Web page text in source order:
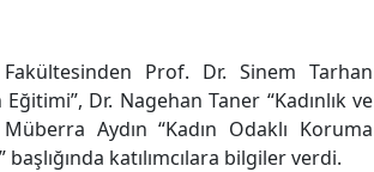
Prof. Dr. Sinem Tarhan
Dr. Nagehan Taner “Kadınlık ve
Aydın “Kadın Odaklı Koruma
katılımcılara bilgiler verdi.